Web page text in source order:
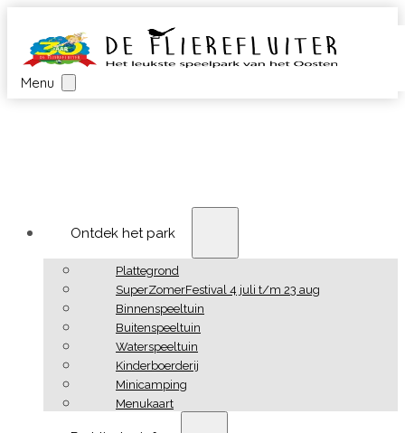
Menu
Ontdek het park
Plattegrond
SuperZomerFestival 4 juli t/m 23 aug
Binnenspeeltuin
Buitenspeeltuin
Waterspeeltuin
Kinderboerderij
Minicamping
Menukaart